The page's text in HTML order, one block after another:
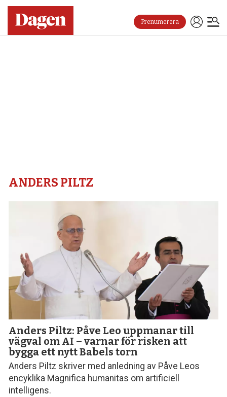
Prenumerera
ANDERS PILTZ
Anders Piltz: Påve Leo uppmanar till
vägval om AI – varnar för risken att
bygga ett nytt Babels torn
Anders Piltz skriver med anledning av Påve Leos
encyklika Magnifica humanitas om artificiell
intelligens.